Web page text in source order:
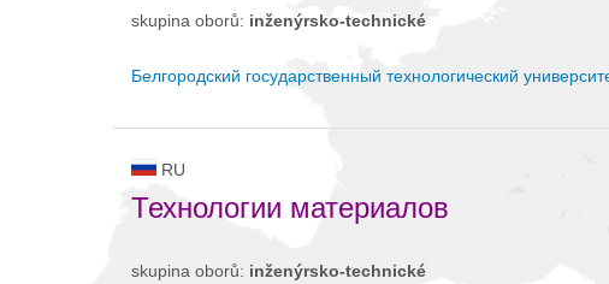
skupina oborů: inženýrsko-technické
Белгородский государственный технологический
RU
Технологии материалов
skupina oborů: inženýrsko-technické